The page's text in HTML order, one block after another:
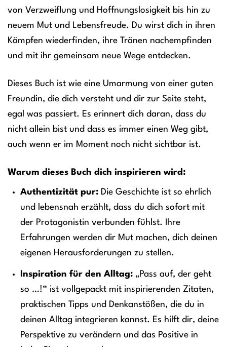
von Verzweiflung und Hoffnungslosigkeit bis hin zu
neuem Mut und Lebensfreude. Du wirst dich in ihren
Kämpfen wiederfinden, ihre Tränen nachempfinden
und mit ihr gemeinsam neue Wege entdecken.
Dieses Buch ist wie eine Umarmung von einer guten
Freundin, die dich versteht und dir zur Seite steht,
egal was passiert. Es erinnert dich daran, dass du
nicht allein bist und dass es immer einen Weg gibt,
auch wenn er im Moment noch nicht sichtbar ist.
Warum dieses Buch dich inspirieren wird:
Authentizität pur:Die Geschichte ist so ehrlich
und lebensnah erzählt, dass du dich sofort mit
der Protagonistin verbunden fühlst. Ihre
Erfahrungen werden dir Mut machen, dich deinen
eigenen Herausforderungen zu stellen.
Inspiration für den Alltag:„Pass auf, der geht
so …!“ ist vollgepackt mit inspirierenden Zitaten,
praktischen Tipps und Denkanstößen, die du in
deinen Alltag integrieren kannst. Es hilft dir, deine
Perspektive zu verändern und das Positive in